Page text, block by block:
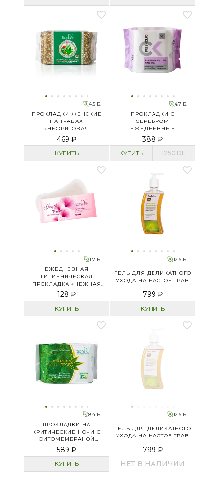
4.5 Б.
ПРОКЛАДКИ ЖЕНСКИЕ
НА ТРАВАХ
«НЕФРИТОВАЯ
СВЕЖЕСТЬ» НОЧНЫЕ
СУПЕР
469 ₽
КУПИТЬ
4.7 Б.
ПРОКЛАДКИ С
СЕРЕБРОМ
ЕЖЕДНЕВНЫЕ
CУПЕРТОНКИЕ
388 ₽
КУПИТЬ 1250 DE
1.7 Б.
ЕЖЕДНЕВНАЯ
ГИГИЕНИЧЕСКАЯ
ПРОКЛАДКА «НЕЖНАЯ
ЗАБОТА»
128 ₽
КУПИТЬ
12.6 Б.
ГЕЛЬ ДЛЯ ДЕЛИКАТНОГО
УХОДА НА НАСТОЕ ТРАВ
799 ₽
КУПИТЬ
8.4 Б.
ПРОКЛАДКИ НА
КРИТИЧЕСКИЕ НОЧИ С
ФИТОМЕМБРАНОЙ
«ЭНЕРГИИ ТРАВ»
589 ₽
КУПИТЬ
12.6 Б.
ГЕЛЬ ДЛЯ ДЕЛИКАТНОГО
УХОДА НА НАСТОЕ ТРАВ
799 ₽
НЕТ В НАЛИЧИИ